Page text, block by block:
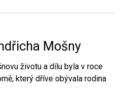
Mošny
životu a dílu byla v roce
který dříve obývala rodina